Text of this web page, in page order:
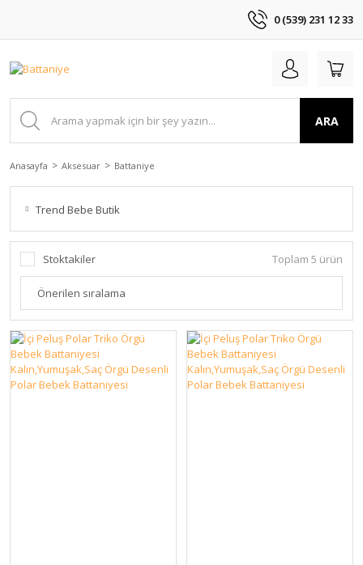
0 (539) 231 12 33
ARA
Anasayfa Aksesuar Battaniye
Trend Bebe Butik
Stoktakiler Toplam 5 ürün